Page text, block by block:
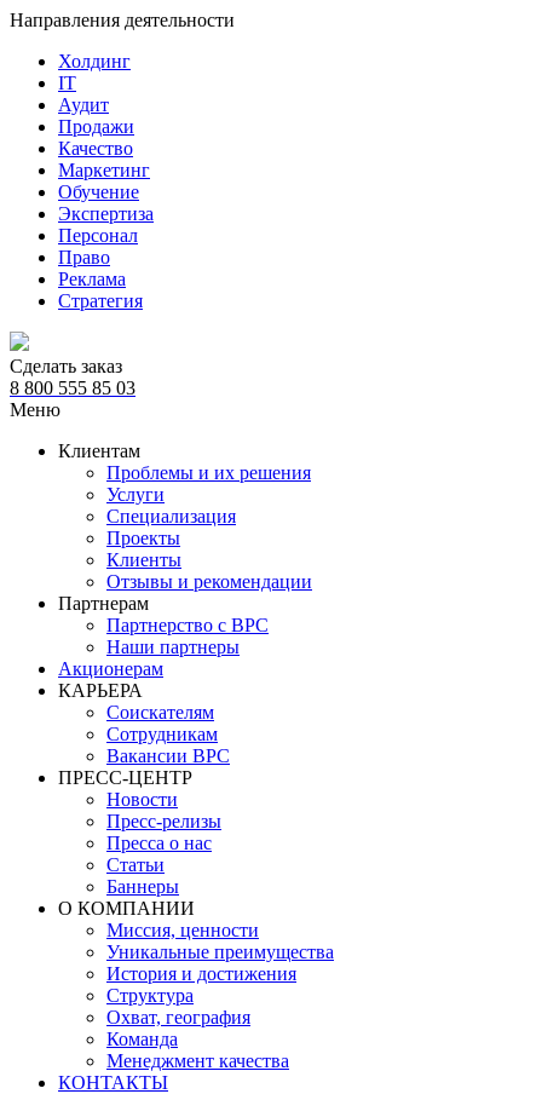
Направления деятельности
Холдинг
IT
Аудит
Продажи
Качество
Маркетинг
Обучение
Экспертиза
Персонал
Право
Реклама
Стратегия
Сделать заказ
8 800 555 85 03
Меню
Клиентам
Проблемы и их решения
Услуги
Специализация
Проекты
Клиенты
Отзывы и рекомендации
Партнерам
Партнерство с BPC
Наши партнеры
Акционерам
КАРЬЕРА
Соискателям
Сотрудникам
Вакансии BPC
ПРЕСС-ЦЕНТР
Новости
Пресс-релизы
Пресса о нас
Статьи
Баннеры
О КОМПАНИИ
Миссия, ценности
Уникальные преимущества
История и достижения
Структура
Охват, география
Команда
Менеджмент качества
КОНТАКТЫ